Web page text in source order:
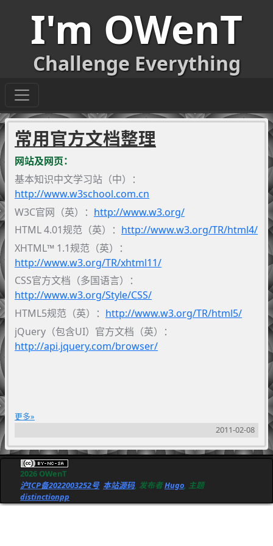
I'm OWenT
Challenge Everything
常用官方文档整理
网站及网页：
基本知识中文学习站（中）：
http://www.w3school.com.cn
W3C官网（英）： http://www.w3.org/
HTML 4.01规范（英）： http://www.w3.org/TR/html4/
XHTML™ 1.1规范（英）：
http://www.w3.org/TR/xhtml11/
CSS官方文档（多国语言）：
http://www.w3.org/Style/CSS/
HTML5规范（英）： http://www.w3.org/TR/html5/
jQuery（包含UI）官方文档（英）：
http://api.jquery.com/browser/
更多
2011-02-08
2026 OWenT
沪ICP备2022003252号 本站源码, 发布者Hugo , 主题
distinctionpp